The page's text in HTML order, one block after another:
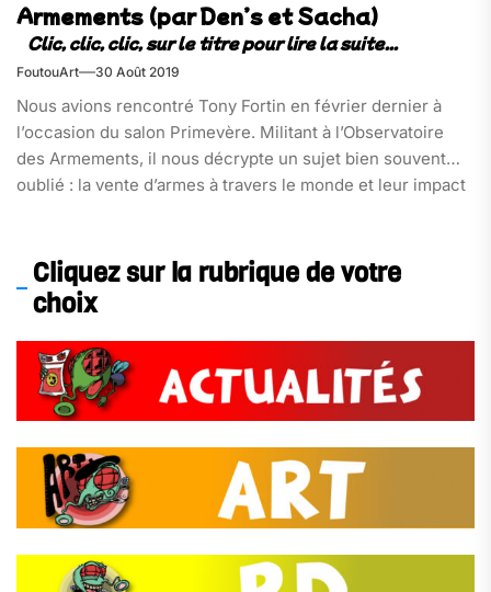
Armements (par Den’s et Sacha)
FoutouArt 30 Août 2019
Nous avions rencontré Tony Fortin en février dernier à
l’occasion du salon Primevère. Militant à l’Observatoire
des Armements, il nous décrypte un sujet bien souvent
oublié : la vente d’armes à travers le monde et leur impact
Cliquez sur la rubrique de votre
choix